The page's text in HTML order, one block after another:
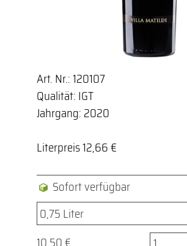
Art. Nr.: 120107
Qualität: IGT
Jahrgang: 2020
Literpreis 12,66 €
Sofort verfügbar